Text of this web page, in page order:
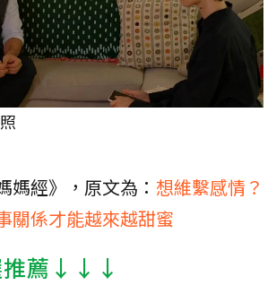
媽經》，原文為： 想維繫感情？
關係才能越來越甜蜜
推薦↓↓↓